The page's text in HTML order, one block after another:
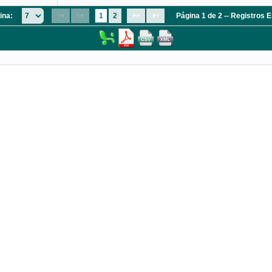
1 2 Página 1 de 2 -- Registros